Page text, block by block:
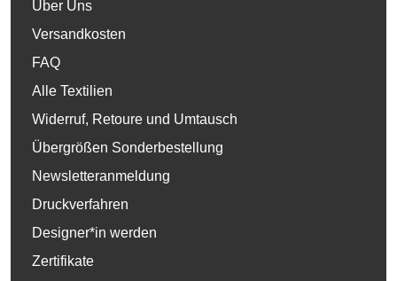
Über Uns
Versandkosten
FAQ
Alle Textilien
Widerruf, Retoure und Umtausch
Übergrößen Sonderbestellung
Newsletteranmeldung
Druckverfahren
Designer*in werden
Zertifikate